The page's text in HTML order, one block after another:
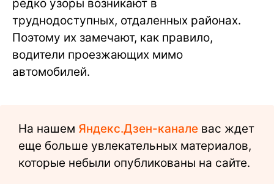
редко узоры возникают в
труднодоступных, отдаленных районах.
Поэтому их замечают, как правило,
водители проезжающих мимо
автомобилей.
На нашем Яндекс.Дзен-канале вас ждет
еще больше увлекательных материалов,
которые небыли опубликованы на сайте.